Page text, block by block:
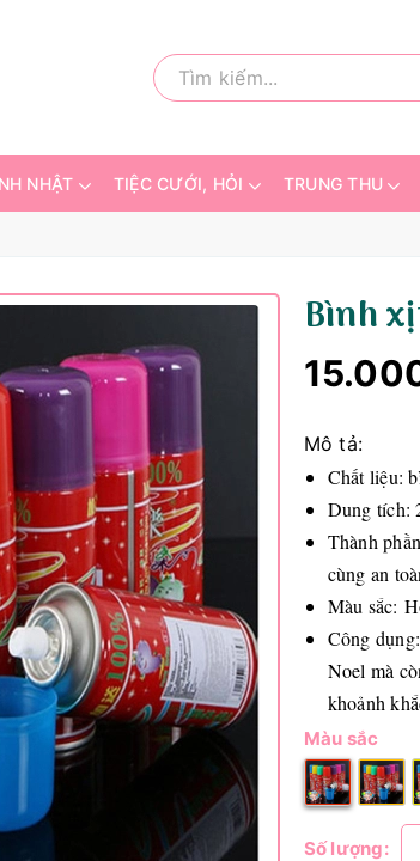
NHẬT TIỆC CƯỚI, HỎI TRUNG THU
Bình
Mô tả:
Chất liệu:
Dung tích:
Thành
cùng an
Màu sắc:
Công
Noel mà
khoảnh
Màu sắc
Số lượng: